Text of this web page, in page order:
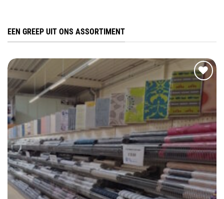
EEN GREEP UIT ONS ASSORTIMENT
Toevoegen
aan
wenslijst